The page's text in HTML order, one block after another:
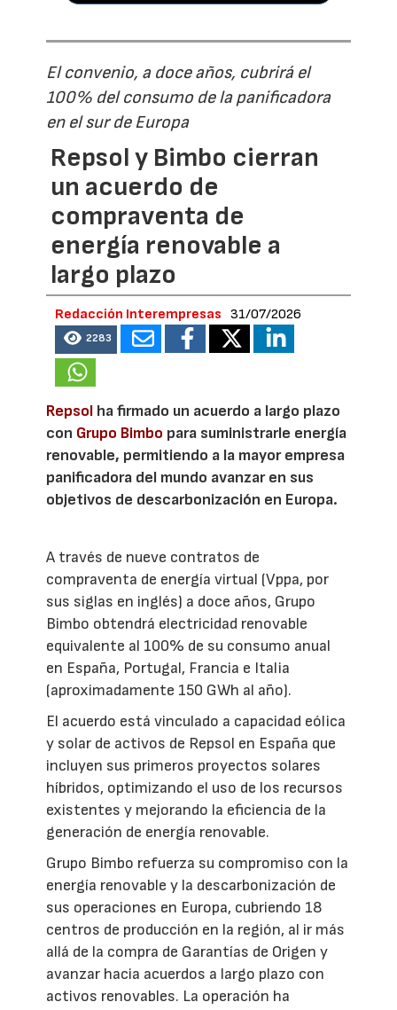
El convenio, a doce años, cubrirá el
100% del consumo de la panificadora
en el sur de Europa
Repsol y Bimbo cierran
un acuerdo de
compraventa de
energía renovable a
largo plazo
Redacción Interempresas 31/07/2026
2283
Repsol ha firmado un acuerdo a largo plazo
con Grupo Bimbo para suministrarle energía
renovable, permitiendo a la mayor empresa
panificadora del mundo avanzar en sus
objetivos de descarbonización en Europa.
A través de nueve contratos de
compraventa de energía virtual (Vppa, por
sus siglas en inglés) a doce años, Grupo
Bimbo obtendrá electricidad renovable
equivalente al 100% de su consumo anual
en España, Portugal, Francia e Italia
(aproximadamente 150 GWh al año).
El acuerdo está vinculado a capacidad eólica
y solar de activos de Repsol en España que
incluyen sus primeros proyectos solares
híbridos, optimizando el uso de los recursos
existentes y mejorando la eficiencia de la
generación de energía renovable.
Grupo Bimbo refuerza su compromiso con la
energía renovable y la descarbonización de
sus operaciones en Europa, cubriendo 18
centros de producción en la región, al ir más
allá de la compra de Garantías de Origen y
avanzar hacia acuerdos a largo plazo con
activos renovables. La operación ha